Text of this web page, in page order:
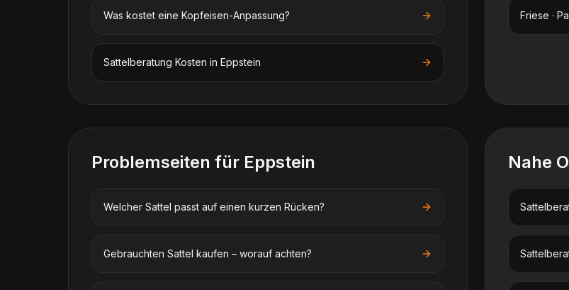
Was kostet eine Kopfeisen-Anpassung?
Sattelberatung Kosten in Eppstein
Friese ·
Problemseiten für Eppstein
Welcher Sattel passt auf einen kurzen Rücken?
Gebrauchten Sattel kaufen – worauf achten?
Nahe